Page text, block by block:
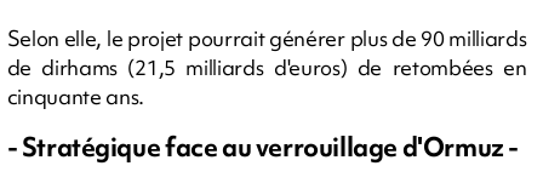
Selon elle, le projet pourrait générer plus de 90 milliards
de dirhams (21,5 milliards d'euros) de retombées en
cinquante ans.
- Stratégique face au verrouillage d'Ormuz -